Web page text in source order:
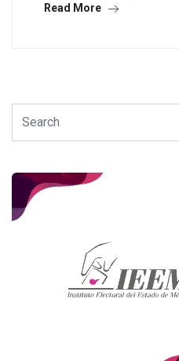
Read More